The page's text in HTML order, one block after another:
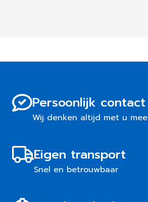
Persoonlijk contact
Wij denken altijd met u mee
Eigen transport
Snel en betrouwbaar